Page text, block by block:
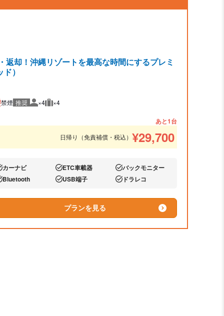
却！沖縄リゾートを最高な時間にするプレミ
）
禁煙 推奨 推奨人数
×4 推奨荷物
×4
あと1台
日帰り（免責補償・税込） ¥29,700
:
カーナビ あり:ETC車載器 あり:バックモニター
:
Bluetooth あり:USB端子 あり:ドラレコ
プランを見る